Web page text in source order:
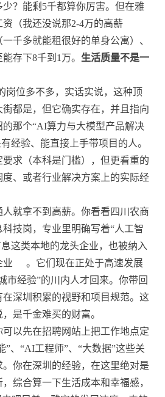
？能剩5千都算你厉害。但在雅
（我还没说那2-4万的高薪
千多就能租很好的单身公寓）、
存下8千到1万。 生活质量不是一
岗位多不多，实话实说，这种顶
都是，但它确实存在，并且指向
那个“AI算力与大模型产品解决
经验、能直接上手带项目的人。
求（本科是门槛），但更看重的
、或者行业解决方案上的实际经
就拿不到高薪。你看看四川农商
技岗，专业里明确写着“人工智
这类本地的龙头企业，也被纳入
业
。它们现在正处于高速发展
市经验”的川内人才回来。你带回
深圳积累的视野和项目规范。这
是千金难买的财富。
以先在招聘网站上把工作地点定
”、“AI工程师”、“大数据”这些关
你在深圳的经验，在这里绝对是
综合算一下生活成本和幸福感，